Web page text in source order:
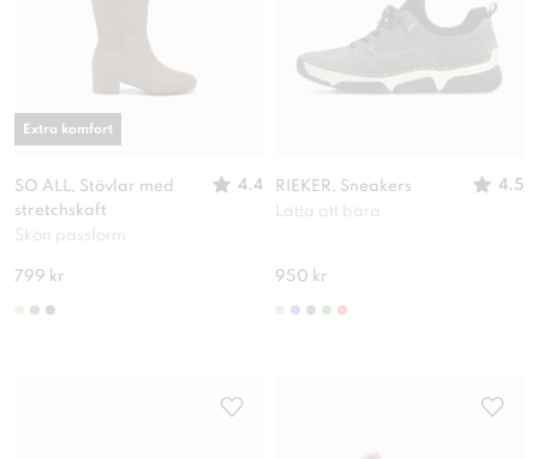
SO ALL, Stövlar med
stretchskaft
4.4
Skön passform
799 kr
Extra komfort
RIEKER, Sneakers
4.5
Lätta att bära
950 kr